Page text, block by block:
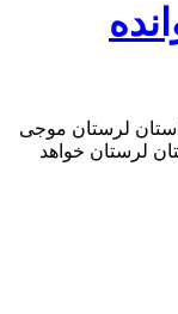
لرستان موجی
لرستان خواهد